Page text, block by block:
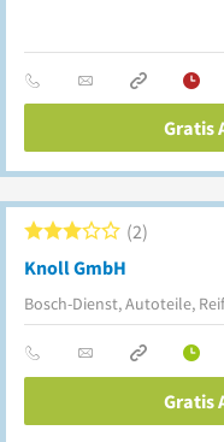
Gratis
Knoll GmbH
Bosch-Dienst, Autoteile,
2
Gratis